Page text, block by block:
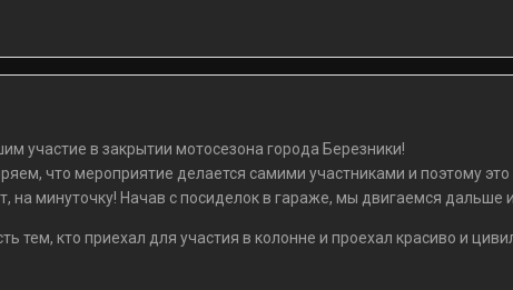
участие в закрытии мотосезона города Березники!
что мероприятие делается самими участниками и поэтому
на минуточку! Начав с посиделок в гараже, мы двигаемся дальше
тем, кто приехал для участия в колонне и проехал красиво и